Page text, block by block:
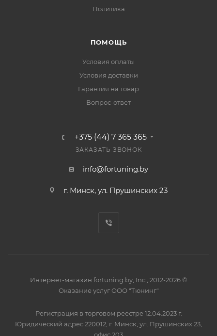
Политика
ПОМОЩЬ
Условия оплаты
Условия доставки
Гарантия на товар
Вопрос-ответ
+375 (44) 7 365 365
ЗАКАЗАТЬ ЗВОНОК
info@fortuning.by
г. Минск, ул. Прушинских 23
Интернет-магазин fortuning.by, Inc., 2012-2026 ©
Оказание услуг ООО "Тюнинг"
Регистрация в торговом реестре 12.04.2023 г.
Юридический адрес 220012, г. Минск, ул. Прушинских 23,